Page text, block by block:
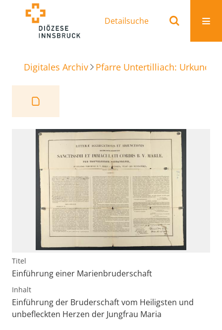
Detailsuche
Digitales Archiv Pfarre Untertilliach: Urkunden
Titel
Einführung einer Marienbruderschaft
Inhalt
Einführung der Bruderschaft vom Heiligsten und
unbefleckten Herzen der Jungfrau Maria